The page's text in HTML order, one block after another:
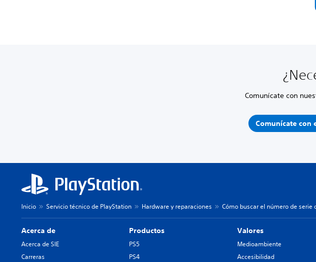
Comunícate con
Comunícate con
Inicio Servicio técnico de PlayStation Hardware y reparaciones Cómo buscar el número de serie
Acerca de
Acerca de SIE
Carreras
Productos
PS5
PS4
Valores
Medioambiente
Accesibilidad